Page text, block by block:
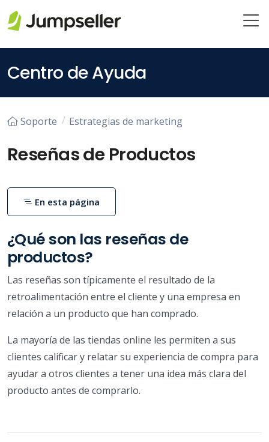
Centro de Ayuda
Soporte Estrategias de marketing
Reseñas de Productos
¿Qué son las reseñas de
productos?
Las reseñas son típicamente el resultado de la
retroalimentación entre el cliente y una empresa en
relación a un producto que han comprado.
La mayoría de las tiendas online les permiten a sus
clientes calificar y relatar su experiencia de compra para
ayudar a otros clientes a tener una idea más clara del
producto antes de comprarlo.
En esta página